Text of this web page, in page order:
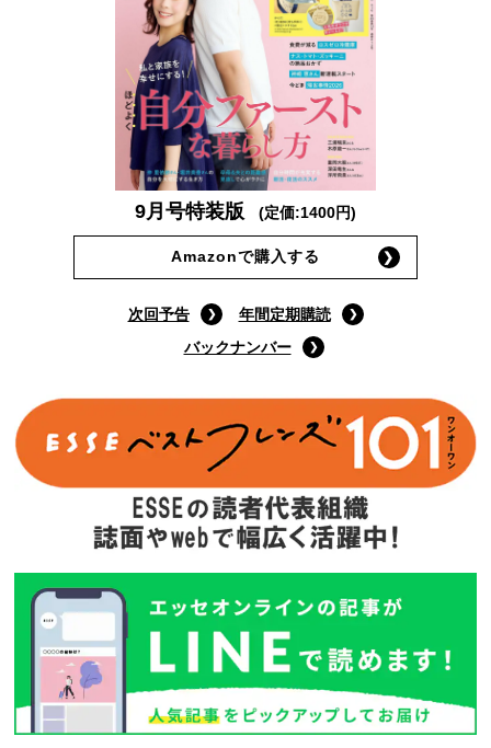
9月号特装版 (定価:1400円)
Amazonで購入する
次回予告
年間定期購読
バックナンバー